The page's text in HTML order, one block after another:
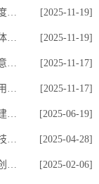
起行政诉讼。
其他组织)
[2025-11-19]
[2025-11-19]
[2025-11-17]
[2025-11-17]
知 [2025-06-19]
[2025-04-28]
[2025-02-06]